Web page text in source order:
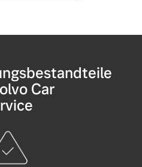
erfahren
kennenlernen
Sie unsere
erfahren
Car